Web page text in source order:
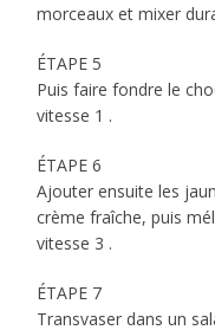
morceaux et mixer
ÉTAPE 5
Puis faire fondre le
vitesse 1 .
ÉTAPE 6
Ajouter ensuite les
crème fraîche, puis
vitesse 3 .
ÉTAPE 7
Transvaser dans un